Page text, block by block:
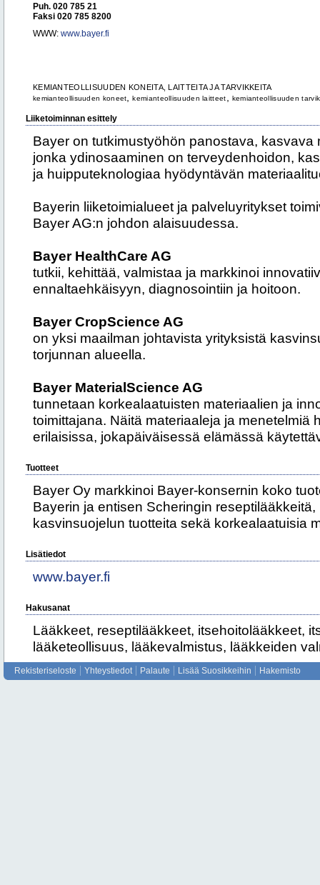
Puh. 020 785 21
Faksi 020 785 8200
WWW: www.bayer.fi
KEMIANTEOLLISUUDEN KONEITA, LAITTEITA JA TARVIKKEITA
kemianteollisuuden koneet ,kemianteollisuuden laitteet kemianteollisuuden
Liiketoiminnan esittely
Bayer on tutkimustyöhön panostava, kasvava
jonka ydinosaaminen on terveydenhoidon,
ja huipputeknologiaa hyödyntävän
Bayerin liiketoimialueet ja palveluyritykset
Bayer AG:n johdon alaisuudessa.
Bayer HealthCare AG
tutkii, kehittää, valmistaa ja markkinoi
ennaltaehkäisyyn, diagnosointiin ja hoitoon.
Bayer CropScience AG
on yksi maailman johtavista yrityksistä
torjunnan alueella.
Bayer MaterialScience AG
tunnetaan korkealaatuisten materiaalien ja
toimittajana. Näitä materiaaleja ja menetelmiä
erilaisissa, jokapäiväisessä elämässä
Tuotteet
Bayer Oy markkinoi Bayer-konsernin koko
Bayerin ja entisen Scheringin
kasvinsuojelun tuotteita sekä korkealaatuisia
Lisätiedot
www.bayer.fi
Hakusanat
Lääkkeet, reseptilääkkeet, itsehoitolääkkeet,
lääketeollisuus, lääkevalmistus, lääkkeiden
Rekisteriseloste Yhteystiedot Palaute Lisää Suosikkeihin Hakemisto